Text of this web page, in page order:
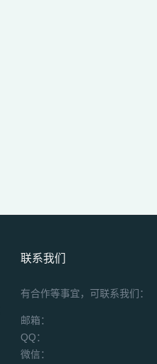
联系我们
有合作等事宜，可联系我们：
邮箱：
QQ：
微信：